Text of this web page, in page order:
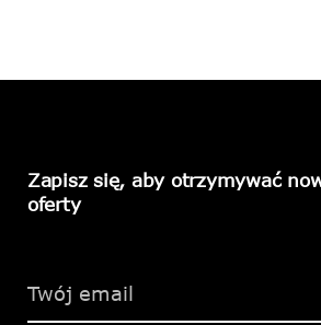
Zapisz się, aby otrzymywać
oferty
this